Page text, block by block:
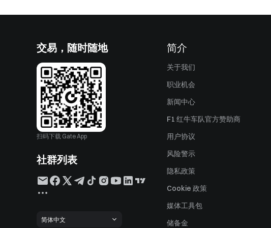
交易，随时随地
扫码下载 Gate App
社群列表
简体中文
简介
关于我们
职业机会
新闻中心
F1 红牛车队官方赞助商
用户协议
风险警示
隐私政策
Cookie 政策
媒体工具包
储备金